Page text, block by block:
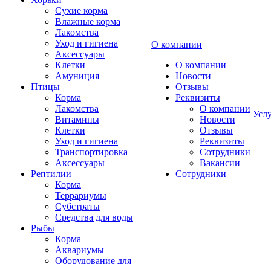
Сухие корма
Влажные корма
Лакомства
Уход и гигиена
Аксессуары
Клетки
Амуниция
Птицы
Корма
Лакомства
Витамины
Клетки
Уход и гигиена
Транспортировка
Аксессуары
Рептилии
Корма
Террариумы
Субстраты
Средства для воды
Рыбы
Корма
Аквариумы
Оборудование для
О компании
О компании
Новости
Отзывы
Реквизиты
О компании
Новости
Отзывы
Реквизиты
Сотрудники
Вакансии
Сотрудники